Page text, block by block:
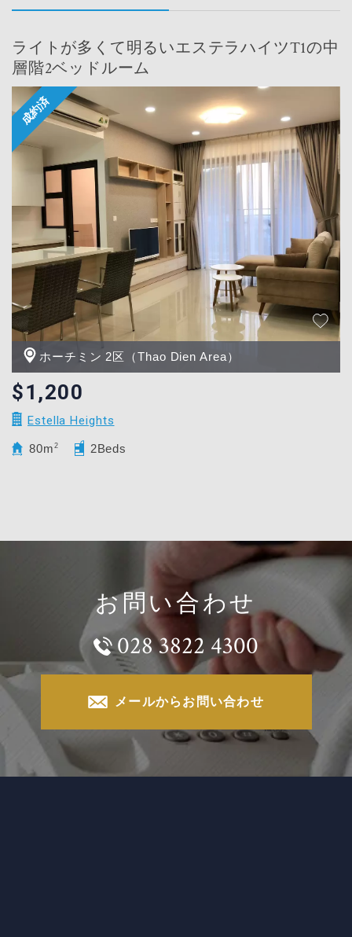
ライトが多くて明るいエステラハイツT1の中
層階2ベッドルーム
ホーチミン 2区（Thao Dien Area）
$1,200
Estella Heights
80m 2 2Beds
お問い合わせ
028 3822 4300
メールからお問い合わせ